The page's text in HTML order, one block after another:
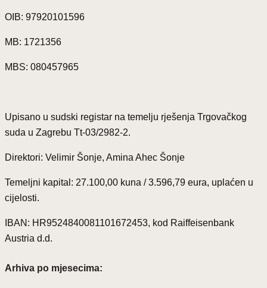
OIB: 97920101596
MB: 1721356
MBS: 080457965
Upisano u sudski registar na temelju rješenja Trgovačkog
suda u Zagrebu Tt-03/2982-2.
Direktori: Velimir Šonje, Amina Ahec Šonje
Temeljni kapital: 27.100,00 kuna / 3.596,79 eura, uplaćen u
cijelosti.
IBAN: HR9524840081101672453, kod Raiffeisenbank
Austria d.d.
Arhiva po mjesecima: